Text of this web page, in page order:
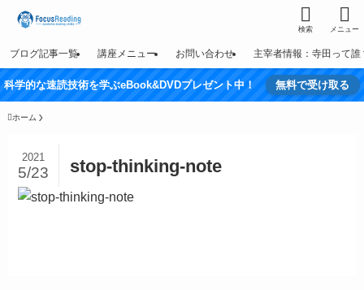
検索 メニュー
ブログ記事一覧 講座メニュー お問い合わせ 主宰者情報：寺田って誰
科学的な速読技術を学ぶeBook&DVDプレゼント中！ 無料で受け取る
ホーム
stop-thinking-note
2021
5/23